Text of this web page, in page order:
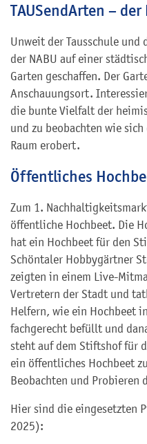
TAUSendArten – der
Unweit der Tausschule und
der NABU auf einer
Garten geschaffen. Der
Anschauungsort.
die bunte Vielfalt der
und zu beobachten wie
Raum erobert.
Öffentliches
Zum 1.
öffentliche Hochbeet. Die
hat ein Hochbeet für den
Schöntaler Hobbygärtner
zeigten in einem Live-
Vertretern der Stadt und
Helfern, wie ein Hochbeet
fachgerecht befüllt und
steht auf dem Stiftshof für
ein öffentliches Hochbeet
Beobachten und Probieren
Hier sind die eingesetzten
2025):